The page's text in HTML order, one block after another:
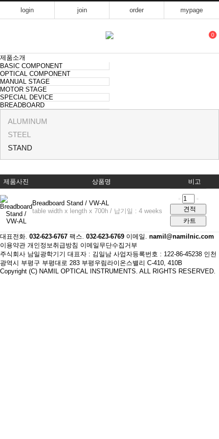
login join order mypage
0
제품소개
BASIC COMPONENT
OPTICAL COMPONENT
MANUAL STAGE
MOTOR STAGE
SPECIAL DEVICE
BREADBOARD
ALUMINUM
STEEL
STAND
제품사진 상품명 비고
Breadboard Stand / VW-AL
table width x length x 700h / 납기일 : 4 weeks
견적
카트
대표전화. 032-623-6767 팩스. 032-623-6769 이메일. namil@namilnic.com
이용약관 개인정보취급방침 이메일무단수집거부
주식회사 남일광학기기 대표자 : 김일남 사업자등록번호 : 122-86-45238 인천
광역시 부평구 부평대로 283 부평우림라이온스밸리 C-410, 410B
Copyright (C) NAMIL OPTICAL INSTRUMENTS. ALL RIGHTS RESERVED.